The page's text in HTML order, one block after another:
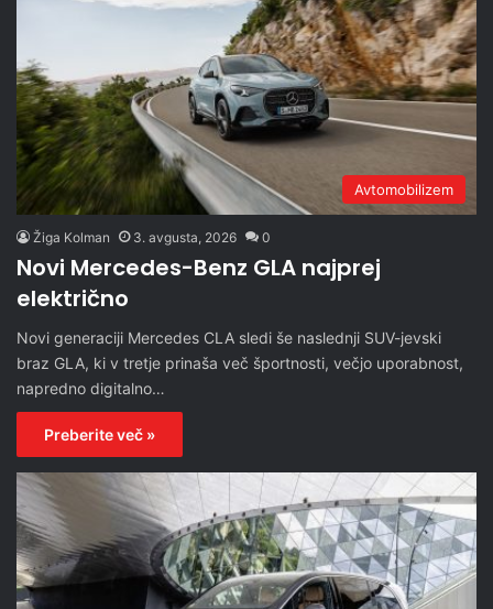
Avtomobilizem
Žiga Kolman 3. avgusta, 2026 0
Novi Mercedes-Benz GLA najprej
električno
Novi generaciji Mercedes CLA sledi še naslednji SUV-jevski
braz GLA, ki v tretje prinaša več športnosti, večjo uporabnost,
napredno digitalno…
Preberite več »